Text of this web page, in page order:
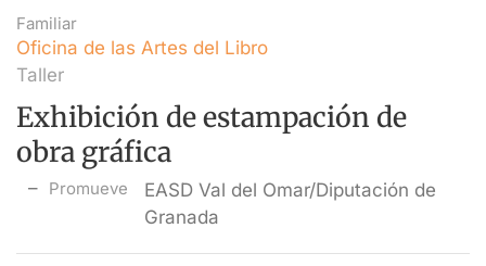
Familiar
Oficina de las Artes del Libro
Taller
Exhibición de estampación de
obra gráfica
Promueve
EASD Val del Omar/Diputación de
Granada